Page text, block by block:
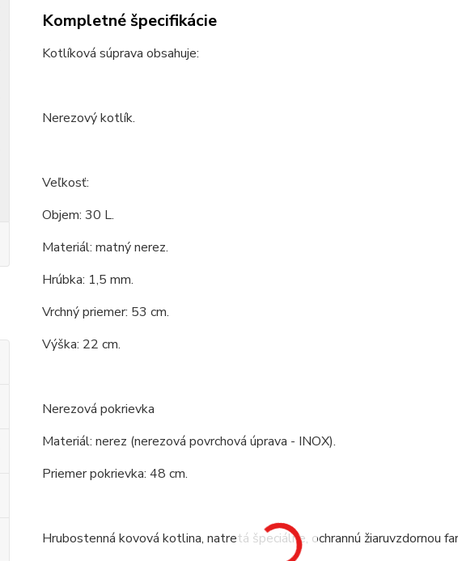
Kompletné špecifikácie
Kotlíková súprava obsahuje:
Nerezový kotlík.
Veľkosť:
Objem: 30 L.
Materiál: matný nerez.
Hrúbka: 1,5 mm.
Vrchný priemer: 53 cm.
Výška: 22 cm.
Nerezová pokrievka
Materiál: nerez (nerezová povrchová úprava - INOX).
Priemer pokrievka: 48 cm.
Hrubostenná kovová kotlina, natretá špeciálne, ochrannú žiaruvzdornou